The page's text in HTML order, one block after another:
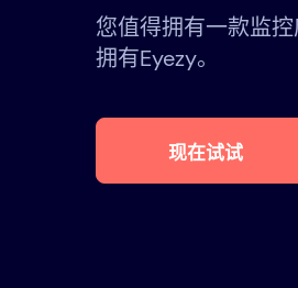
您值得拥有一款监
拥有Eyezy。
现在试试